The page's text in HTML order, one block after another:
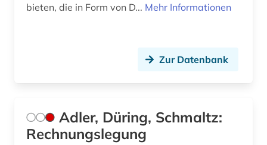
design &amp; publishing (1)
designrecht (1)
bieten, die in Form von D... Mehr Informationen
Zur Datenbank
Adler, Düring, Schmaltz:
Rechnungslegung